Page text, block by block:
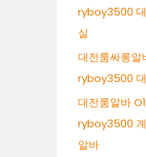
ryboy3500
실
대전룸싸롱알
ryboy3500
대전룸알바
ryboy3500
알바